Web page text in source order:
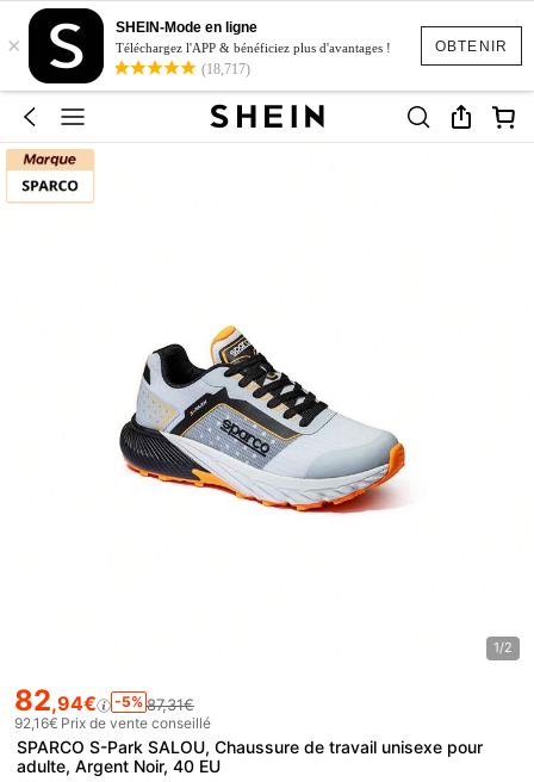
OBTENIR
×
SHEIN-Mode en ligne
Téléchargez l'APP & bénéficiez plus d'avantages !
(18,717)
1/2
82,94€ -5% 87,31€
92,16€ Prix de vente conseillé
SPARCO S-Park SALOU, Chaussure de travail unisexe pour
adulte, Argent Noir, 40 EU